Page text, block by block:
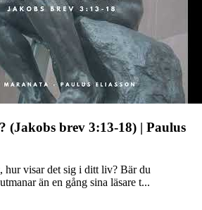
(Jakobs brev 3:13-18) | Paulus
hur visar det sig i ditt liv? Bär du
än en gång sina läsare t...